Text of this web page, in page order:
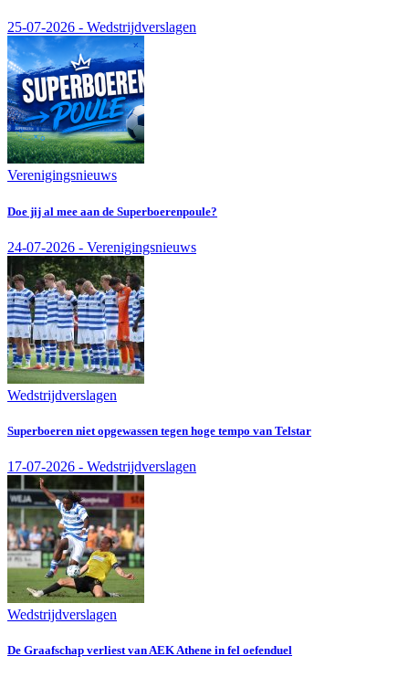
25-07-2026 - Wedstrijdverslagen
Verenigingsnieuws
Doe jij al mee aan de Superboerenpoule?
24-07-2026 - Verenigingsnieuws
Wedstrijdverslagen
Superboeren niet opgewassen tegen hoge tempo van Telstar
17-07-2026 - Wedstrijdverslagen
Wedstrijdverslagen
De Graafschap verliest van AEK Athene in fel oefenduel